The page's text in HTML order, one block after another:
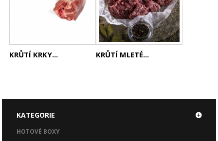
KRŮTÍ KRKY... KRŮTÍ MLETÉ...
KATEGORIE
HOTOVÉ BOXY